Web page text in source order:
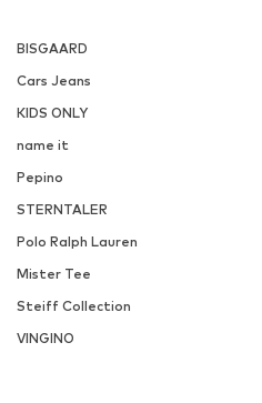
BISGAARD
Cars Jeans
KIDS ONLY
name it
Pepino
STERNTALER
Polo Ralph Lauren
Mister Tee
Steiff Collection
VINGINO